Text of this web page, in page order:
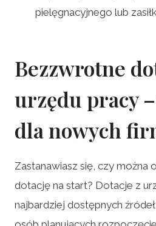
pielęgnacyjnego lub
Bezzwrotne
urzędu pracy
dla nowych
Zastanawiasz się, czy
dotację na start? Dotacje z
najbardziej dostępnych